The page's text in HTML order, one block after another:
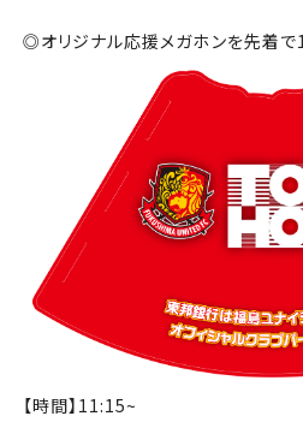
◎オリジナル応援メガホンを先着で
【時間】11:15~